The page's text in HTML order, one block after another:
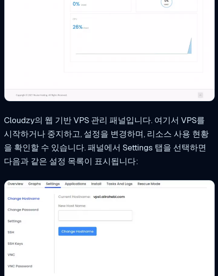
Cloudzy의 웹 기반 VPS 관리 패널입니다. 여기서 VPS를
시작하거나 중지하고, 설정을 변경하며, 리소스 사용 현황
을 확인할 수 있습니다. 패널에서 Settings 탭을 선택하면
다음과 같은 설정 목록이 표시됩니다: